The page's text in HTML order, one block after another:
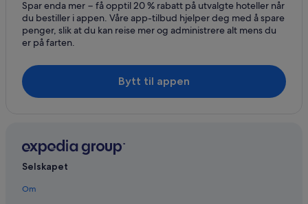
Spar enda mer − få opptil 20 % rabatt på utvalgte hoteller når
du bestiller i appen. Våre app-tilbud hjelper deg med å spare
penger, slik at du kan reise mer og administrere alt mens du
er på farten.
Bytt til appen
Selskapet
Om